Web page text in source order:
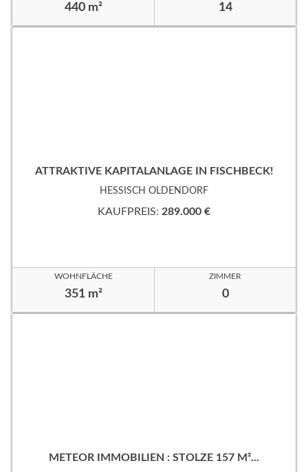
440 m² 14
ATTRAKTIVE KAPITALANLAGE IN FISCHBECK!
HESSISCH OLDENDORF
KAUFPREIS: 289.000 €
WOHNFLÄCHE
351 m²
ZIMMER
0
METEOR IMMOBILIEN : STOLZE 157 M²...